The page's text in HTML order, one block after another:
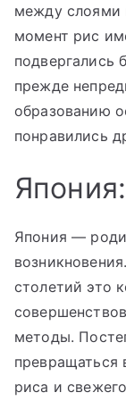
между слоями
момент рис
подвергались
прежде
образованию
понравились
Япония —
столетий это
методы.
превращаться
риса и